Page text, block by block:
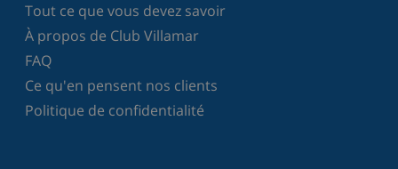
Tout ce que vous devez savoir
À propos de Club Villamar
FAQ
Ce qu'en pensent nos clients
Politique de confidentialité